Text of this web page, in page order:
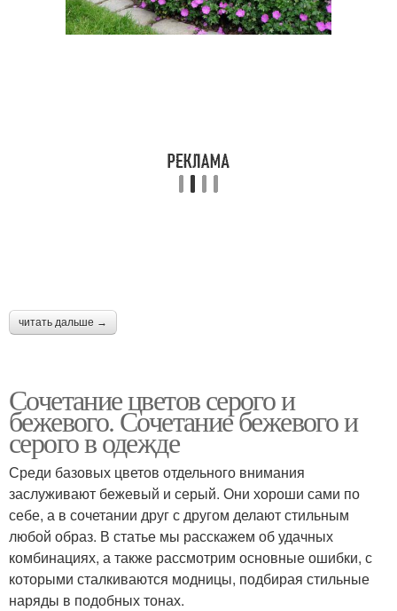
читать дальше →
Сочетание цветов серого и
бежевого. Сочетание бежевого и
серого в одежде
Среди базовых цветов отдельного внимания
заслуживают бежевый и серый. Они хороши сами по
себе, а в сочетании друг с другом делают стильным
любой образ. В статье мы расскажем об удачных
комбинациях, а также рассмотрим основные ошибки, с
которыми сталкиваются модницы, подбирая стильные
наряды в подобных тонах.